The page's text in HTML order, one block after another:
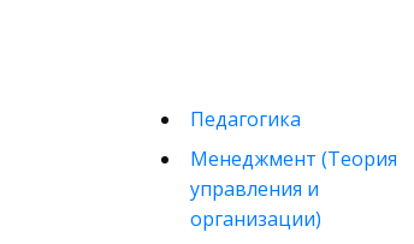
Педагогика
Менеджмент (Теория
управления и
организации)